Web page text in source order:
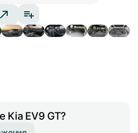
Kia EV9 GT?